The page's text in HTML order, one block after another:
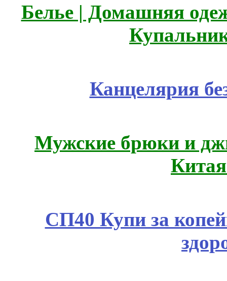
Белье | Домашняя
Канцелярия
Мужские брюки и
СП40 Купи за